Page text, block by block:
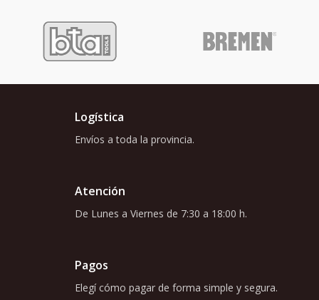
Logística
Envíos a toda la provincia.
Atención
De Lunes a Viernes de 7:30 a 18:00 h.
Pagos
Elegí cómo pagar de forma simple y segura.